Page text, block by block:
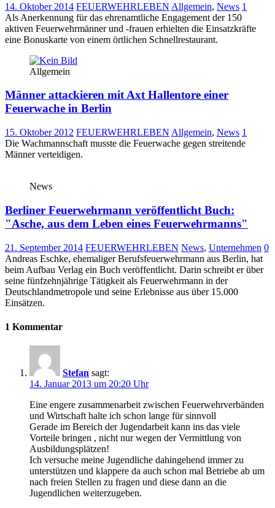
14. Oktober 2014 FEUERWEHRLEBEN Allgemein, News 1
Als Anerkennung für das ehrenamtliche Engagement der 150
aktiven Feuerwehrmänner und -frauen erhielten die Einsatzkräfte
eine Bonuskarte von einem örtlichen Schnellrestaurant.
Allgemein
Männer attackieren mit Axt Hallentore einer
Feuerwache in Berlin
15. Oktober 2012 FEUERWEHRLEBEN Allgemein, News 1
Die Wachmannschaft musste die Feuerwache gegen streitende
Männer verteidigen.
News
Berliner Feuerwehrmann veröffentlicht Buch:
"Asche, aus dem Leben eines Feuerwehrmanns"
21. September 2014 FEUERWEHRLEBEN News, Unternehmen 0
Andreas Eschke, ehemaliger Berufsfeuerwehrmann aus Berlin, hat
beim Aufbau Verlag ein Buch veröffentlicht. Darin schreibt er über
seine fünfzehnjährige Tätigkeit als Feuerwehrmann in der
Deutschlandmetropole und seine Erlebnisse aus über 15.000
Einsätzen.
1 Kommentar
Stefan sagt:
14. Januar 2013 um 20:20 Uhr
Eine engere zusammenarbeit zwischen Feuerwehrverbänden
und Wirtschaft halte ich schon lange für sinnvoll
Gerade im Bereich der Jugendarbeit kann ins das viele
Vorteile bringen , nicht nur wegen der Vermittlung von
Ausbildungsplätzen!
Ich versuche meine Jugendliche dahingehend immer zu
unterstützen und klappere da auch schon mal Betriebe ab um
nach freien Stellen zu fragen und diese dann an die
Jugendlichen weiterzugeben.